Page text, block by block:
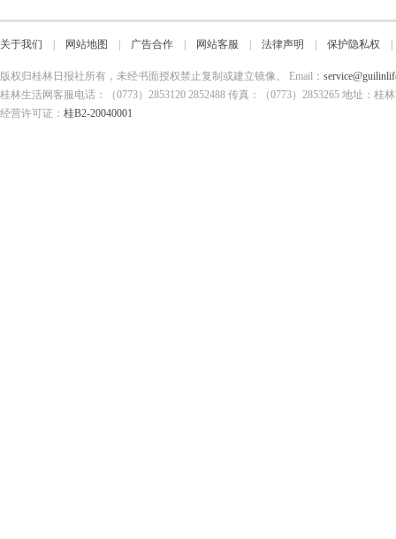
关于我们 网站地图 广告合作 网站客服 法律声明 保护隐私权
版权归桂林日报社所有，未经书面授权禁止复制或建立镜像。 Email：
桂林生活网客服电话：（0773）2853120 2852488 传真：（0773）2853265 地址：
经营许可证： 桂B2-20040001